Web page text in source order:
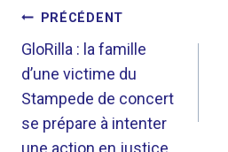
NAVIGATION
DE
L’ARTICLE
PRÉCÉDENT
GloRilla : la famille
d’une victime du
Stampede de concert
se prépare à intenter
une action en justice